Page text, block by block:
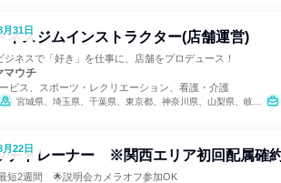
月31日
ネスジムインストラクター(店舗運営)
ジネスで「好き」を仕事に、店舗をプロデュース！
マウチ
ビス、スポーツ・レクリエーション、看護・介護
宮城県、埼玉県、千葉県、東京都、神奈川県、山梨県、岐阜県、愛知県、大阪府、兵庫県、広島県、香川県、愛媛県、高知県、福岡県、沖縄県
22日
チトレーナー ※関西エリア初回配属確
短2週間 🌟説明会カメラオフ参加OK